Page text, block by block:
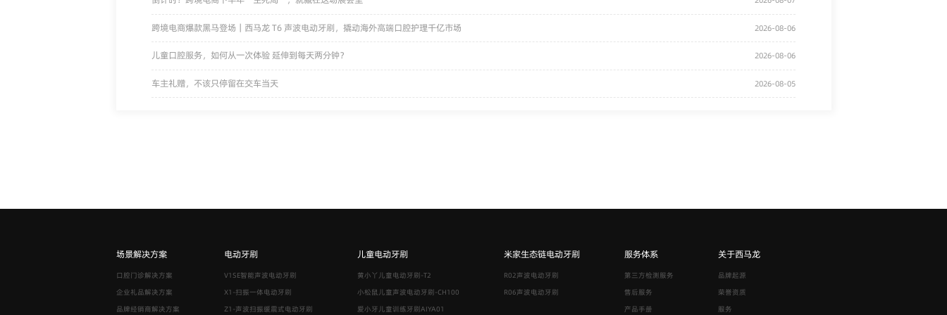
2026-08-06
跨境电商爆款黑马登场｜西马龙 T6 声波电动牙刷，撬动海外高端口腔护理千亿市场
2026-08-06
儿童口腔服务，如何从一次体验 延伸到每天两分钟？
2026-08-05
车主礼赠，不该只停留在交车当天
场景解决方案
口腔门诊解决方案
企业礼品解决方案
品牌经销商解决方案
电动牙刷
V1SE智能声波电动牙刷
X1-扫振一体电动牙刷
Z1-声波扫振缓震式电动牙刷
儿童电动牙刷
黄小丫儿童电动牙刷-T2
小松鼠儿童声波电动牙刷-CH100
爱小牙儿童训练牙刷AIYA01
米家生态链电动牙刷
R02声波电动牙刷
R06声波电动牙刷
服务体系
第三方检测服务
售后服务
产品手册
关于西马龙
品牌起源
荣誉资质
服务